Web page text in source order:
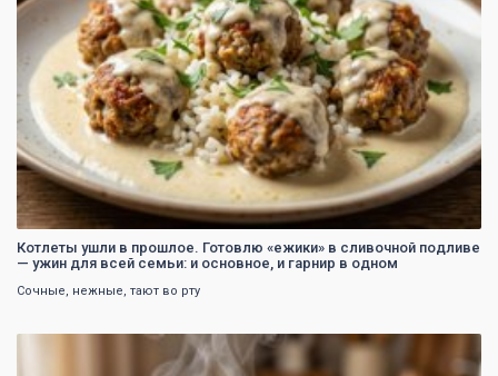
Котлеты ушли в прошлое. Готовлю «ежики» в сливочной подливе
— ужин для всей семьи: и основное, и гарнир в одном
Сочные, нежные, тают во рту